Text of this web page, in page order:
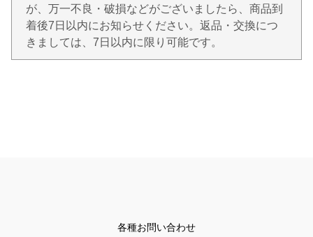
が、万一不良・破損などがございましたら、商品到
着後7日以内にお知らせください。返品・交換につ
きましては、7日以内に限り可能です。
各種お問い合わせ